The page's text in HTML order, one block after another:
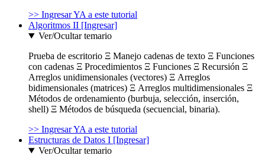
>> Ingresar YA a este tutorial
Algoritmos II [Ingresar]
Ver/Ocultar temario
Prueba de escritorio Ξ Manejo cadenas de texto Ξ Funciones
con cadenas Ξ Procedimientos Ξ Funciones Ξ Recursión Ξ
Arreglos unidimensionales (vectores) Ξ Arreglos
bidimensionales (matrices) Ξ Arreglos multidimensionales Ξ
Métodos de ordenamiento (burbuja, selección, inserción,
shell) Ξ Métodos de búsqueda (secuencial, binaria).
>> Ingresar YA a este tutorial
Estructuras de Datos I [Ingresar]
Ver/Ocultar temario